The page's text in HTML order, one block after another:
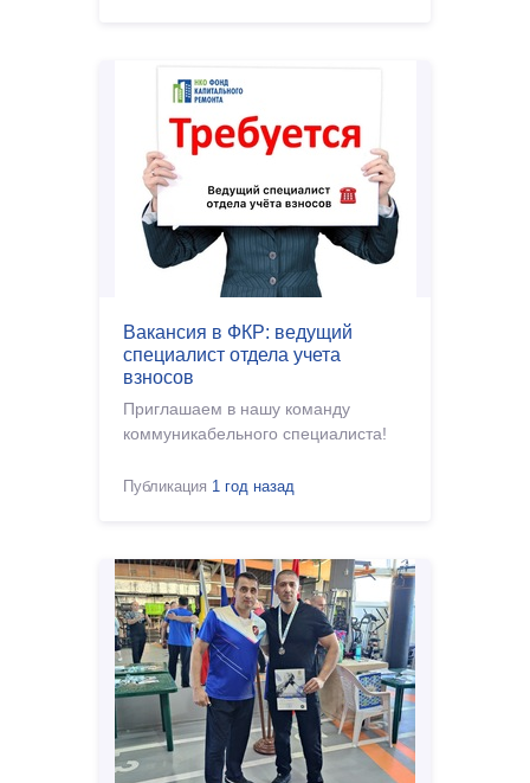
Вакансия в ФКР: ведущий
специалист отдела учета
взносов
Приглашаем в нашу команду
коммуникабельного специалиста!
Публикация 1 год назад